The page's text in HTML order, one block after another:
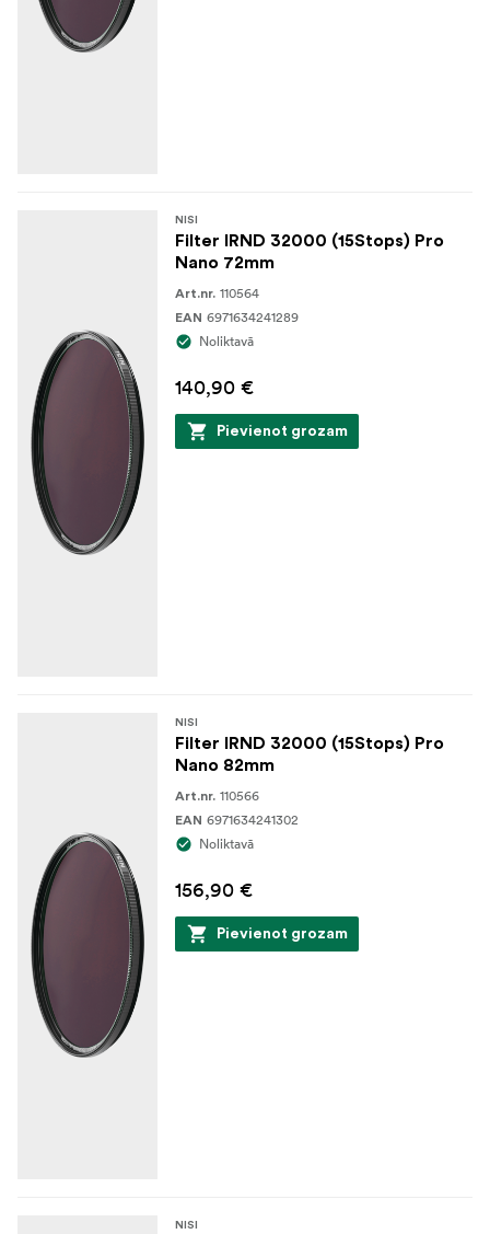
NISI
Filter IRND 32000 (15Stops) Pro
Nano 72mm
Art.nr. 110564
EAN 6971634241289
Noliktavā
140,90 €
Pievienot grozam
NISI
Filter IRND 32000 (15Stops) Pro
Nano 82mm
Art.nr. 110566
EAN 6971634241302
Noliktavā
156,90 €
Pievienot grozam
NISI